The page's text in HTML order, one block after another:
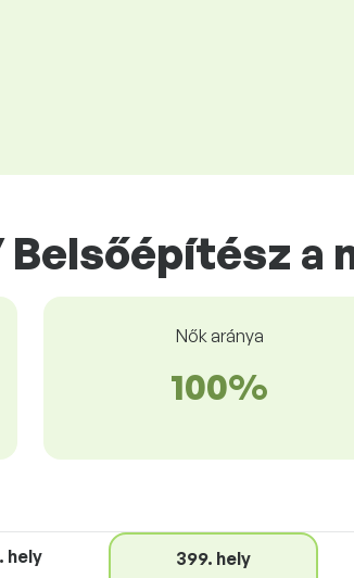
a
Nők aránya
100%
hely 399. hely